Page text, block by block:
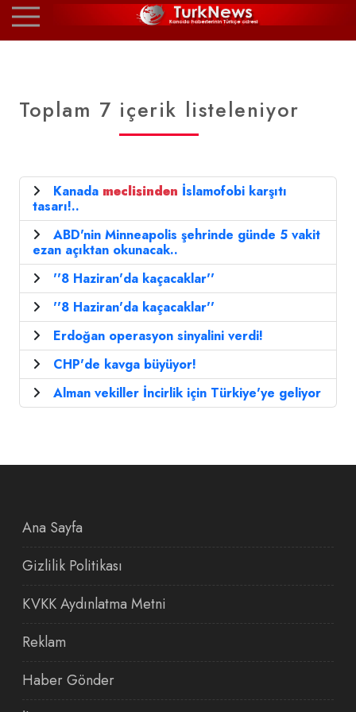
Toplam 7 içerik listeleniyor
Kanada meclisinden İslamofobi karşıtı
tasarı!..
ABD'nin Minneapolis şehrinde günde 5 vakit
ezan açıktan okunacak..
''8 Haziran'da kaçacaklar''
''8 Haziran'da kaçacaklar''
Erdoğan operasyon sinyalini verdi!
CHP'de kavga büyüyor!
Alman vekiller İncirlik için Türkiye'ye geliyor
Ana Sayfa
Gizlilik Politikası
KVKK Aydınlatma Metni
Reklam
Haber Gönder